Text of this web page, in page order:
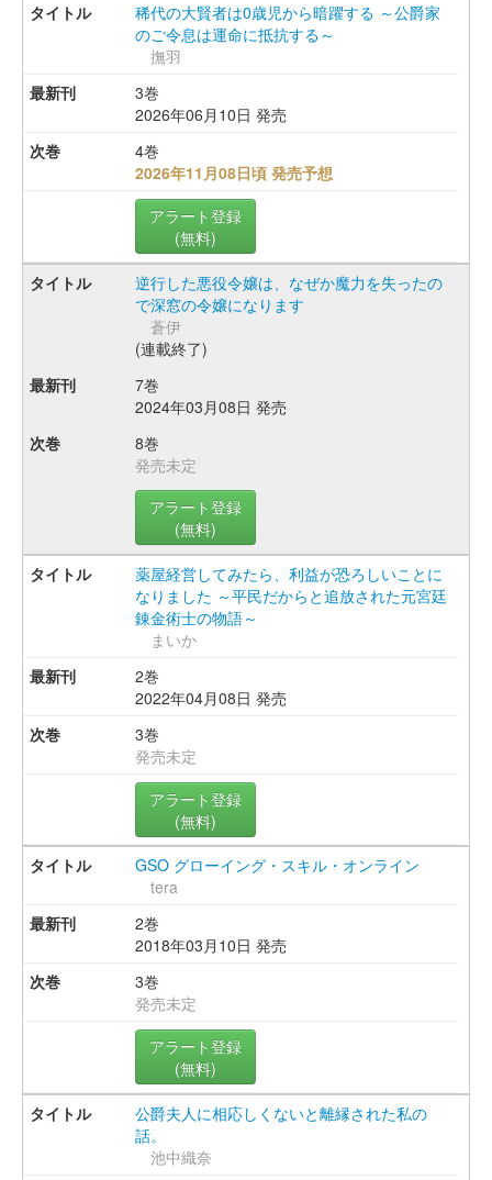
稀代の大賢者は0歳児から暗躍する ～公爵家
のご令息は運命に抵抗する～
撫羽
3巻
2026年06月10日 発売
4巻
2026年11月08日頃 発売予想
アラート登録
(無料)
逆行した悪役令嬢は、なぜか魔力を失ったの
で深窓の令嬢になります
蒼伊
(連載終了)
7巻
2024年03月08日 発売
8巻
発売未定
アラート登録
(無料)
薬屋経営してみたら、利益が恐ろしいことに
なりました ～平民だからと追放された元宮廷
錬金術士の物語～
まいか
2巻
2022年04月08日 発売
3巻
発売未定
アラート登録
(無料)
GSO グローイング・スキル・オンライン
tera
2巻
2018年03月10日 発売
3巻
発売未定
アラート登録
(無料)
公爵夫人に相応しくないと離縁された私の
話。
池中織奈